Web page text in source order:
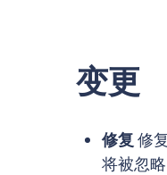
变更
修复 修
将被忽